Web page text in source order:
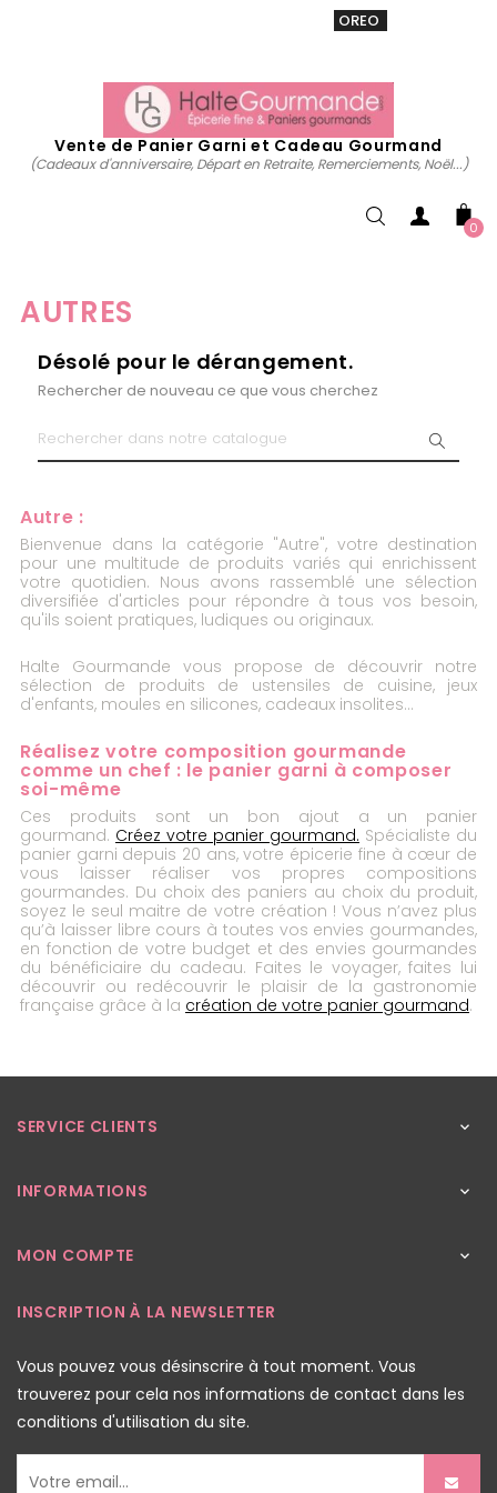
OREO
Vente de Panier Garni et Cadeau Gourmand
(Cadeaux d'anniversaire, Départ en Retraite, Remerciements, Noël...)
0
AUTRES
Désolé pour le dérangement.
Rechercher de nouveau ce que vous cherchez
Autre :
Bienvenue dans la catégorie "Autre", votre destination
pour une multitude de produits variés qui enrichissent
votre quotidien. Nous avons rassemblé une sélection
diversifiée d'articles pour répondre à tous vos besoin,
qu'ils soient pratiques, ludiques ou originaux.
Halte Gourmande vous propose de découvrir notre
sélection de produits de ustensiles de cuisine, jeux
d'enfants, moules en silicones, cadeaux insolites...
Réalisez votre composition gourmande
comme un chef : le panier garni à composer
soi-même
Ces produits sont un bon ajout a un panier
gourmand. Créez votre panier gourmand. Spécialiste du
panier garni depuis 20 ans, votre épicerie fine à cœur de
vous laisser réaliser vos propres compositions
gourmandes. Du choix des paniers au choix du produit,
soyez le seul maitre de votre création ! Vous n’avez plus
qu’à laisser libre cours à toutes vos envies gourmandes,
en fonction de votre budget et des envies gourmandes
du bénéficiaire du cadeau. Faites le voyager, faites lui
découvrir ou redécouvrir le plaisir de la gastronomie
française grâce à la création de votre panier gourmand.
SERVICE CLIENTS 
INFORMATIONS 
MON COMPTE 
INSCRIPTION À LA NEWSLETTER
Vous pouvez vous désinscrire à tout moment. Vous
trouverez pour cela nos informations de contact dans les
conditions d'utilisation du site.